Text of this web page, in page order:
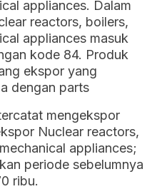
appliances. Dalam
reactors, boilers,
appliances masuk
kode 84. Produk
ekspor yang
dengan parts
mengekspor
Nuclear reactors,
appliances;
periode sebelumnya
ribu.